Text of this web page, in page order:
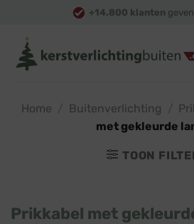
content
+14.800 klanten
Home Buitenverlichting
met gekleurde
TOON
Prikkabel met